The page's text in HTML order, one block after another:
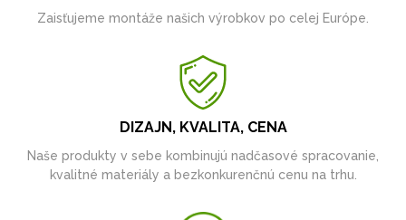
Zaisťujeme montáže našich výrobkov po celej Európe.
DIZAJN, KVALITA, CENA
Naše produkty v sebe kombinujú nadčasové spracovanie,
kvalitné materiály a bezkonkurenčnú cenu na trhu.